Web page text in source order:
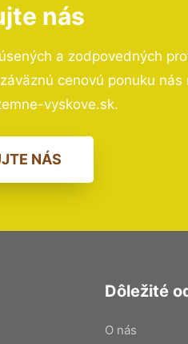
nás
a zodpovedných
cenovú ponuku nás
vyskove.sk.
NÁS
Dôležité
O nás